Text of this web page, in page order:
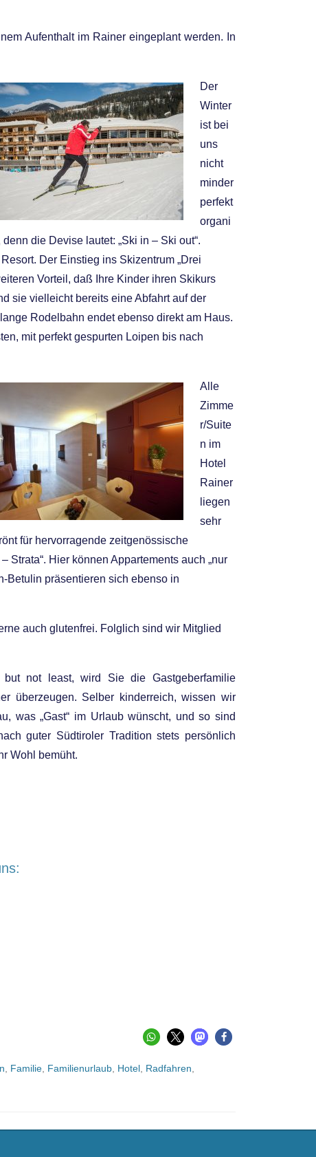
Aufenthalt im Rainer eingeplant werden. In
Der
Winter
ist bei
uns
nicht
minder
perfekt
organi
denn die Devise lautet: „Ski in – Ski out“.
Der Einstieg ins Skizentrum „Drei
Vorteil, daß Ihre Kinder ihren Skikurs
sie vielleicht bereits eine Abfahrt auf der
Rodelbahn endet ebenso direkt am Haus.
mit perfekt gespurten Loipen bis nach
Alle
Zimme
r/Suite
n im
Hotel
Rainer
liegen
sehr
für hervorragende zeitgenössische
Strata“. Hier können Appartements auch „nur
Betulin präsentieren sich ebenso in
auch glutenfrei. Folglich sind wir Mitglied
but not least, wird Sie die Gastgeberfamilie
überzeugen. Selber kinderreich, wissen wir
was „Gast“ im Urlaub wünscht, und so sind
guter Südtiroler Tradition stets persönlich
Wohl bemüht.
Familie Familienurlaub Hotel Radfahren